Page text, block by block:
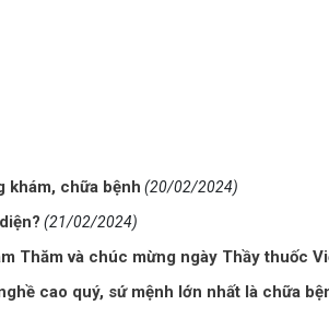
khám, chữa bệnh (20/02/2024)
(21/02/2024)
Thăm và chúc mừng ngày Thầy thuốc
cao quý, sứ mệnh lớn nhất là chữa